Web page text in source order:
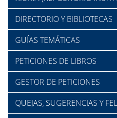
DIRECTORIO Y BIBLIOTECAS
GUÍAS TEMÁTICAS
PETICIONES DE LIBROS
GESTOR DE PETICIONES
QUEJAS, SUGERENCIAS Y